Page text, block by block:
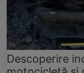
Descoperire